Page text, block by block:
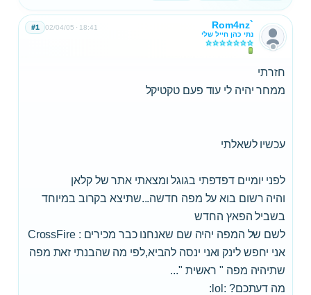
Rom4nz`
נתי כהן חייל שלי
02/04/05 18:41
#1
חזרתי
ממחר יהיה לי עוד פעם טקטיקל
עכשיו לשאלתי
לפני יומיים דפדפתי בגוגל ומצאתי אתר של קלאן
והיה רשום בוא על מפה חדשה...שתיצא בקרוב במיוחד
בשביל הפאץ החדש
לשם של המפה יהיה שם שאנחנו כבר מכירים : CrossFire
אני יחפש לינק ואני ינסה להביא,לפי מה שהבנתי זאת מפה
שתיהיה מפה " ראשית "...
מה דעתכם? :lol: